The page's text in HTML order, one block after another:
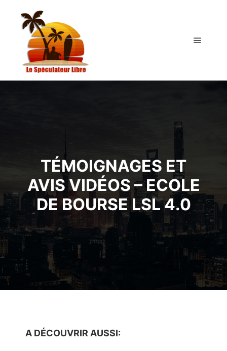
TÉMOIGNAGES ET
AVIS VIDÉOS – ECOLE
DE BOURSE LSL 4.0
A DÉCOUVRIR AUSSI: